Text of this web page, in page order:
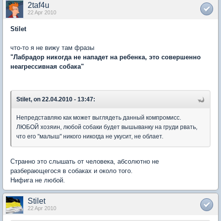
2taf4u
22 Apr 2010
Stilet
что-то я не вижу там фразы
"Лабрадор никогда не нападет на ребенка, это совершенно
неагрессивная собака"
Stilet, on 22.04.2010 - 13:47:
Непредставляю как может выглядеть данный компромисс.
ЛЮБОЙ хозяин, любой собаки будет вышыванку на груди рвать,
что его "малыш" никого никогда не укусит, не облает.
Странно это слышать от человека, абсолютно не
разберающегося в собаках и около того.
Нифига не любой.
Stilet
22 Apr 2010